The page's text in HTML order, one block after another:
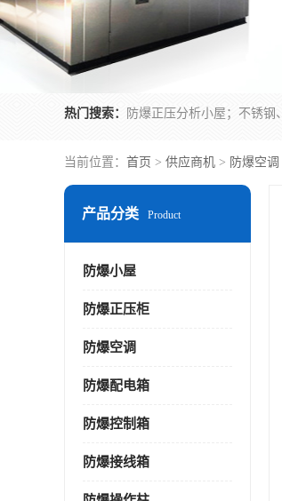
热门搜索：
当前位置： 首页 > 供应商机 > 防爆空调
产品分类 Product
防爆小屋
防爆正压柜
防爆空调
防爆配电箱
防爆控制箱
防爆接线箱